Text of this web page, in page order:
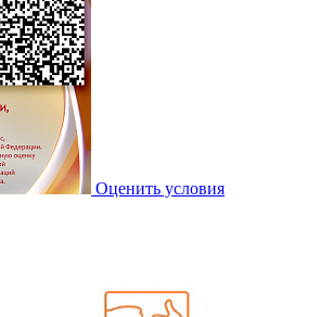
Оценить условия